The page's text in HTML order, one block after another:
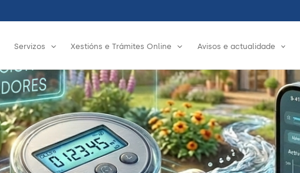
Servizos Xestións e Trámites Online Avisos e actualidade